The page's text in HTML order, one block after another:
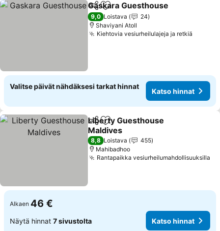
Jaa Lisää suosikkeihin
Gaskara Guesthouse
9,0 Loistava
24
Shaviyani Atoll
Kiehtovia vesiurheilulajeja ja retkiä
Valitse päivät nähdäksesi tarkat hinnat
Katso hinnat
Jaa Lisää suosikkeihin
Liberty Guesthouse
Maldives
8,8 Loistava
455
Mahibadhoo
Rantapaikka vesiurheilumahdollisuuksilla
Alkaen 46 €
Näytä hinnat 7 sivustolta Katso hinnat